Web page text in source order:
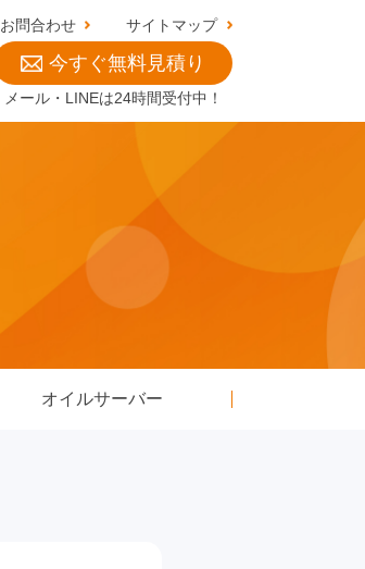
お問合わせ サイトマップ
今すぐ無料見積り
メール・LINEは24時間受付中！
オイルサーバー